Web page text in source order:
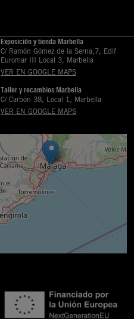
Exposición y tienda Marbella
C/ Ramón Gómez de la Serna,7, Edif
Euromar III Local 3, Marbella
VER EN GOOGLE MAPS
Taller y recambios Marbella
C/ Carbón 38, Local 1, Marbella
VER EN GOOGLE MAPS